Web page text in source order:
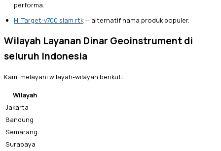
performa.
HI Target-v700 slam rtk— alternatif nama produk populer.
Wilayah Layanan Dinar Geoinstrument di
seluruh Indonesia
Kami melayani wilayah-wilayah berikut:
Wilayah
Jakarta
Bandung
Semarang
Surabaya